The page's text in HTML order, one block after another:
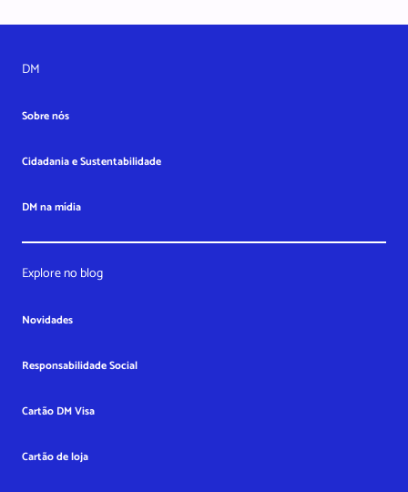
DM
Sobre nós
Cidadania e Sustentabilidade
DM na mídia
Explore no blog
Novidades
Responsabilidade Social
Cartão DM Visa
Cartão de loja